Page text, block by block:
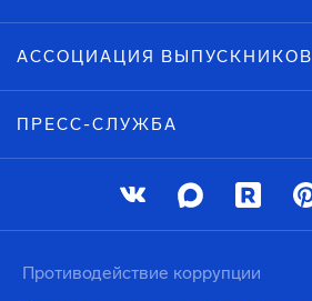
АССОЦИАЦИЯ ВЫПУСКНИКОВ
ПРЕСС-СЛУЖБА
Противодействие коррупции